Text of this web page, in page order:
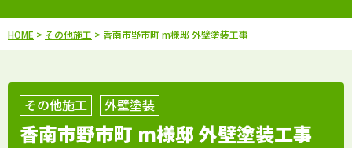
HOME > その他施工 > 香南市野市町 m様邸 外壁塗装工事
その他施工 外壁塗装
香南市野市町 m様邸 外壁塗装工事